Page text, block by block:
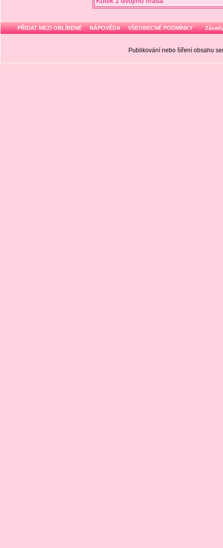
PŘIDAT MEZI OBLÍBENÉ NÁPOVĚDA VŠEOBECNÉ PODMÍNKY
Publikování nebo šíření obsahu